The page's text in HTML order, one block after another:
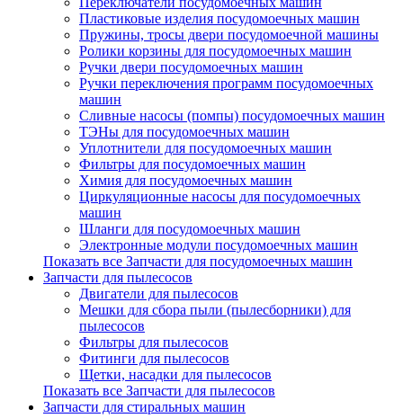
Пластиковые изделия посудомоечных машин
Пружины, тросы двери посудомоечной машины
Ролики корзины для посудомоечных машин
Ручки двери посудомоечных машин
Ручки переключения программ посудомоечных
машин
Сливные насосы (помпы) посудомоечных машин
ТЭНы для посудомоечных машин
Уплотнители для посудомоечных машин
Фильтры для посудомоечных машин
Химия для посудомоечных машин
Циркуляционные насосы для посудомоечных
машин
Шланги для посудомоечных машин
Электронные модули посудомоечных машин
Показать все Запчасти для посудомоечных машин
Запчасти для пылесосов
Двигатели для пылесосов
Мешки для сбора пыли (пылесборники) для
пылесосов
Фильтры для пылесосов
Фитинги для пылесосов
Щетки, насадки для пылесосов
Показать все Запчасти для пылесосов
Запчасти для стиральных машин